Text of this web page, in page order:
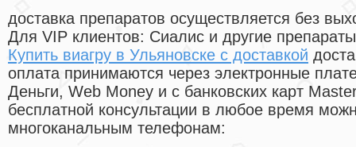
доставка препаратов осуществляется без
Для VIP клиентов: Сиалис и другие
Купить виагру в Ульяновске с доставкой
оплата принимаются через электронные
Деньги, Web Money и с банковских карт
бесплатной консультации в любое время
многоканальным телефонам: